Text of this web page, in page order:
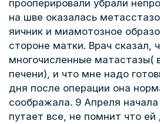
прооперировали убрали
на шве оказалась
яичник и миамотозное
стороне матки. Врач сказал,
многочисленные матастазы(
печени), и что мне надо
дня после операции она
соображала. 9 Апреля начала
путает все, не помнит что